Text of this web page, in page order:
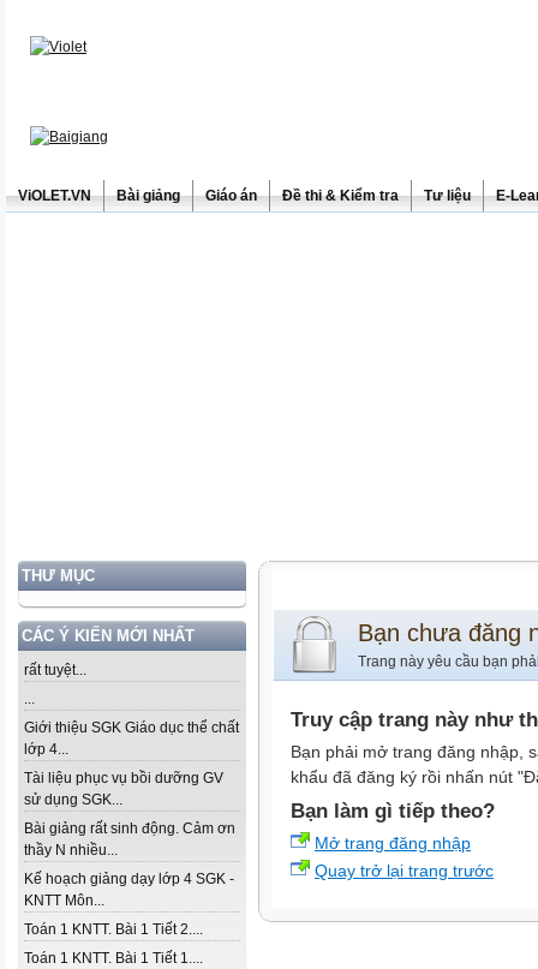
ViOLET.VN Bài giảng Giáo án Đề thi & Kiểm tra Tư liệu E-
THƯ MỤC
CÁC Ý KIẾN MỚI NHẤT
rất tuyệt...
...
Giới thiệu SGK Giáo dục thể chất
lớp 4...
Tài liệu phục vụ bồi dưỡng GV
sử dụng SGK...
Bài giảng rất sinh động. Cảm ơn
thầy N nhiều...
Kế hoạch giảng dạy lớp 4 SGK -
KNTT Môn...
Toán 1 KNTT. Bài 1 Tiết 2....
Toán 1 KNTT. Bài 1 Tiết 1....
Bạn chưa đăng
Trang này yêu cầu bạn
Truy cập trang này như
Bạn phải mở trang đăng nhập,
khẩu đã đăng ký rồi nhấn nút
Bạn làm gì tiếp theo?
Mở trang đăng nhập
Quay trở lại trang trước